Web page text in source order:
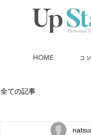
HOME コ
全ての記事